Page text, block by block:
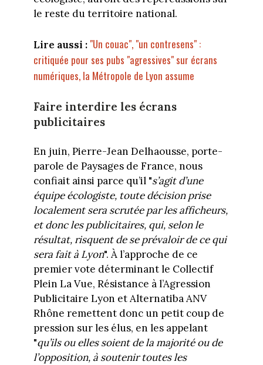
le reste du territoire national.
Lire aussi : "Un couac", "un contresens" :
critiquée pour ses pubs "agressives" sur écrans
numériques, la Métropole de Lyon assume
Faire interdire les écrans
publicitaires
En juin, Pierre-Jean Delhaousse, porte-
parole de Paysages de France, nous
confiait ainsi parce qu’il "s’agit d’une
équipe écologiste, toute décision prise
localement sera scrutée par les afficheurs,
et donc les publicitaires, qui, selon le
résultat, risquent de se prévaloir de ce qui
sera fait à Lyon". À l’approche de ce
premier vote déterminant le Collectif
Plein La Vue, Résistance à l’Agression
Publicitaire Lyon et Alternatiba ANV
Rhône remettent donc un petit coup de
pression sur les élus, en les appelant
"qu’ils ou elles soient de la majorité ou de
l’opposition, à soutenir toutes les